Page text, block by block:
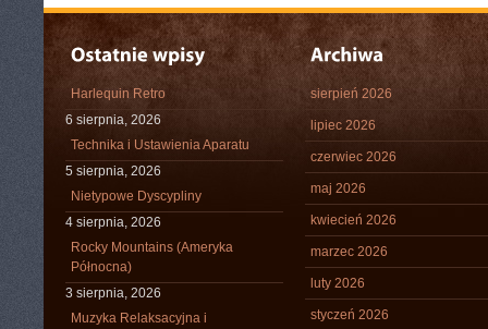
Harlequin Retro
6 sierpnia, 2026
Technika i Ustawienia Aparatu
5 sierpnia, 2026
Nietypowe Dyscypliny
4 sierpnia, 2026
Rocky Mountains (Ameryka
Północna)
3 sierpnia, 2026
Muzyka Relaksacyjna i
sierpień 2026
lipiec 2026
czerwiec 2026
maj 2026
kwiecień 2026
marzec 2026
luty 2026
styczeń 2026